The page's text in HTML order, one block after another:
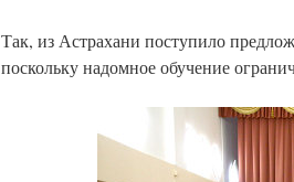
Так, из Астрахани поступило
поскольку надомное обучение